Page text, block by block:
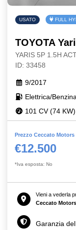
USATO FULL
TOYOTA
YARIS 5P 1.5H
ID: 33458
9/2017
Elettrica/
101 CV (74 KW)
Prezzo Ceccato Motors
€12.500
*Iva esposta: No
Vieni a vederla
Ceccato
Garanzia